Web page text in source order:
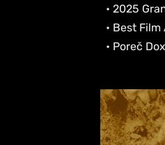
• 2025
• Best
• Poreč